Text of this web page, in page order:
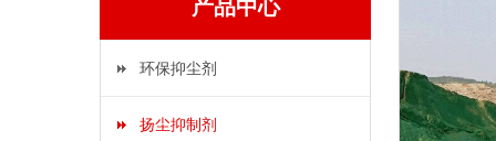
产品中心
环保抑尘剂
扬尘抑制剂